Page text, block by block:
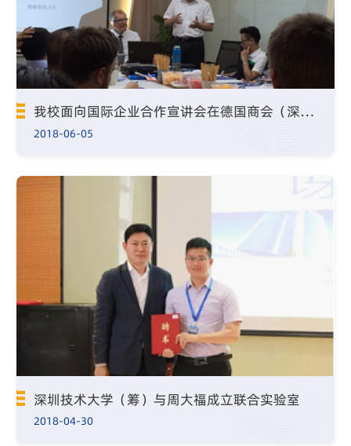
我校面向国际企业合作宣讲会在德国商会（深圳办公室）成功举行
2018-06-05
深圳技术大学（筹）与周大福成立联合实验室
2018-04-30